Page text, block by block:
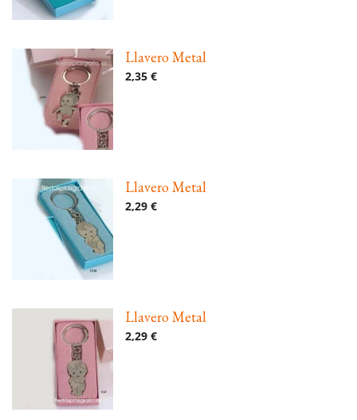
Llavero Metal
2,35 €
Llavero Metal
2,29 €
Llavero Metal
2,29 €